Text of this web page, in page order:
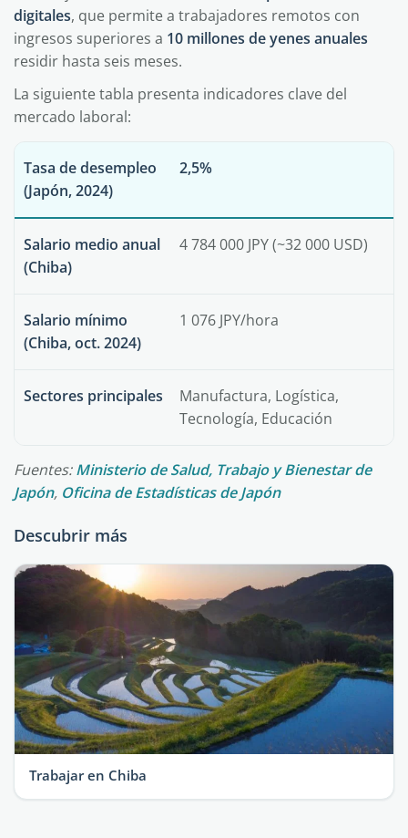
digitales, que permite a trabajadores remotos con
ingresos superiores a 10 millones de yenes anuales
residir hasta seis meses.
La siguiente tabla presenta indicadores clave del
mercado laboral:
Tasa de desempleo
(Japón, 2024)
2,5%
Salario medio anual
(Chiba)
4 784 000 JPY (~32 000 USD)
Salario mínimo
(Chiba, oct. 2024)
1 076 JPY/hora
Sectores principales
Manufactura, Logística,
Tecnología, Educación
Fuentes:Ministerio de Salud, Trabajo y Bienestar de
Japón, Oficina de Estadísticas de Japón
Descubrir más
Trabajar en Chiba